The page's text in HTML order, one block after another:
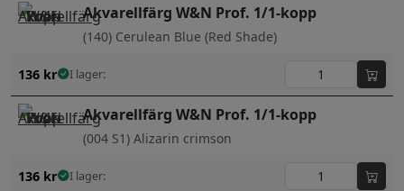
Akvarellfärg W&N Prof. 1/1-kopp
(140) Cerulean Blue (Red Shade)
136 kr I lager:
Akvarellfärg W&N Prof. 1/1-kopp
(004 S1) Alizarin crimson
136 kr I lager: